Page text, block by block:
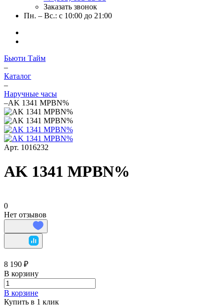
Заказать звонок
Пн. – Вс.: с 10:00 до 21:00
Бьюти Тайм
–
Каталог
–
Наручные часы
–AK 1341 MPBN%
Арт. 1016232
AK 1341 MPBN%
0
Нет отзывов
8 190 ₽
В корзину
В корзине
Купить в 1 клик